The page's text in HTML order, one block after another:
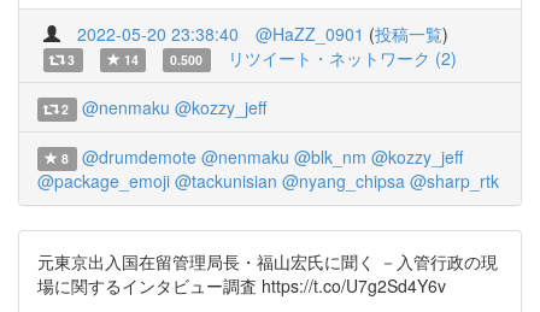
2022-05-20 23:38:40 @HaZZ_0901 (投稿一覧)
3 14 0.500 リツイート・ネットワーク (2)
2 @nenmaku @kozzy_jeff
8 @drumdemote @nenmaku @blk_nm @kozzy_jeff
@package_emoji @tackunisian @nyang_chipsa @sharp_rtk
元東京出入国在留管理局長・福山宏氏に聞く －入管行政の現
場に関するインタビュー調査 https://t.co/U7g2Sd4Y6v